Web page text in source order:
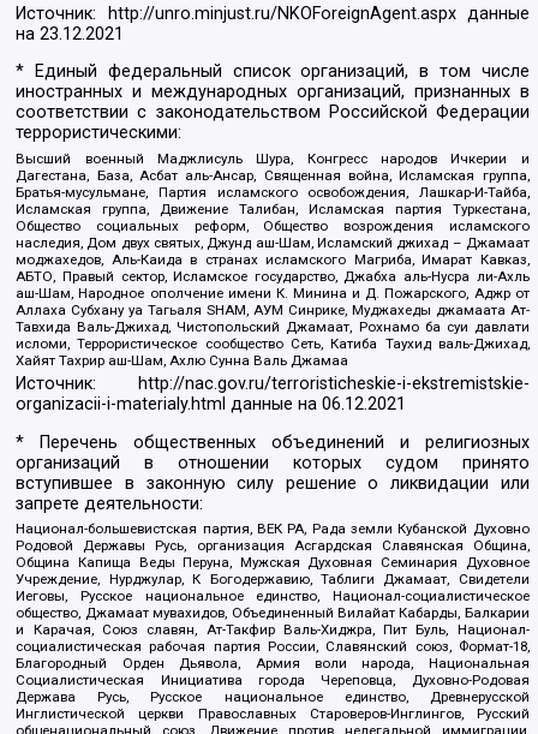
Источник: http://unro.minjust.ru/NKOForeignAgent.aspxданные
на23.12.2021
* Единый федеральный список организаций, в том числе
иностранных и международных организаций, признанных в
соответствии с законодательством Российской Федерации
террористическими:
Высший военный Маджлисуль Шура, Конгресс народов Ичкерии и
Дагестана, База, Асбат аль-Ансар, Священная война, Исламская группа,
Братья-мусульмане, Партия исламского освобождения, Лашкар-И-Тайба,
Исламская группа, Движение Талибан, Исламская партия Туркестана,
Общество социальных реформ, Общество возрождения исламского
наследия, Дом двух святых, Джунд аш-Шам, Исламский джихад – Джамаат
моджахедов, Аль-Каида в странах исламского Магриба, Имарат Кавказ,
АБТО, Правый сектор, Исламское государство, Джабха аль-Нусра ли-Ахль
аш-Шам, Народное ополчение имени К. Минина и Д. Пожарского, Аджр от
Аллаха Субхану уа Тагьаля SHAM, АУМ Синрике, Муджахеды джамаата Ат-
Тавхида Валь-Джихад, Чистопольский Джамаат, Рохнамо ба суи давлати
исломи, Террористическое сообщество Сеть, Катиба Таухид валь-Джихад,
Хайят Тахрир аш-Шам, Ахлю Сунна Валь Джамаа
Источник:
http://nac.gov.ru/terroristicheskie-i-ekstremistskie-
organizacii-i-materialy.html данные на06.12.2021
* Перечень общественных объединений и религиозных
организаций в отношении которых судом принято
вступившее в законную силу решение о ликвидации или
запрете деятельности:
Национал-большевистская партия, ВЕК РА, Рада земли Кубанской Духовно
Родовой Державы Русь, организация Асгардская Славянская Община,
Община Капища Веды Перуна, Мужская Духовная Семинария Духовное
Учреждение, Нурджулар, К Богодержавию, Таблиги Джамаат, Свидетели
Иеговы, Русское национальное единство, Национал-социалистическое
общество, Джамаат мувахидов, Объединенный Вилайат Кабарды, Балкарии
и Карачая, Союз славян, Ат-Такфир Валь-Хиджра, Пит Буль, Национал-
социалистическая рабочая партия России, Славянский союз, Формат-18,
Благородный Орден Дьявола, Армия воли народа, Национальная
Социалистическая Инициатива города Череповца, Духовно-Родовая
Держава Русь, Русское национальное единство, Древнерусской
Инглистической церкви Православных Староверов-Инглингов, Русский